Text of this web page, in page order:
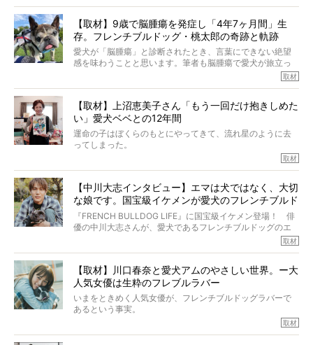
んのインスタグラムを覗くと、たくさんのフレブルアカウ
ントがフォローされていて、わが『FRENCH BULLDOG
LIFE』モデルのnicoやトーラスも、その中の一頭。
そんな中岡さんに、フレブルの魅力を語っていただきまし
た。そのブヒ愛っぷりは、思ってた以上！ ガチ中のガチ
【取材】9歳で脳腫瘍を発症し「4年7ヶ月間」生
存。フレンチブルドッグ・桃太郎の奇跡と軌跡
愛犬が「脳腫瘍」と診断されたとき、言葉にできない絶望
感を味わうことと思います。筆者も脳腫瘍で愛犬が旅立っ
たひとり。だからこそ、どれほど厄介で困難な病気かを理
ところが、フレンチブルドッグの桃太郎は9歳で脳腫瘍を発
症し、なんと4年7ヶ月間も生き抜いたのです。旅立ったと
きの年齢は13歳と11ヶ月、レジェンド級のレジェンドでし
た。さらには、治療後3年間は一度も発作が起きなかったと
いいます。
この事実はフレンチブルドッグだけでなく、脳腫瘍と闘う
太郎のオーナーである佐藤さんご夫婦に、治療の選択やケ
アについて詳しくお話しをうかがいました。
取材
【取材】上沼恵美子さん「もう一回だけ抱きしめた
い」愛犬ベベとの12年間
運命の子はぼくらのもとにやってきて、流れ星のように去
ってしまった。
り添いたいと思う。
その悲しみをいますぐ解消することはできないが、話をき
いて、泣いたり笑ったりするのもいいだろう。
こんな子だった、こんなにいい子だった、ほんとうに愛し
ていたと。
ぼくらは上沼恵美子さんのご自宅へ伺って、お話をきこう
と思った。
取材
【中川大志インタビュー】エマは犬ではなく、大切
な娘です。国宝級イケメンが愛犬のフレンチブルド
ッグと一緒に登場
『FRENCH BULLDOG LIFE』に国宝級イケメン登場！ 俳
優の中川大志さんが、愛犬であるフレンチブルドッグのエ
マちゃん（2歳の女の子）にメロメロとの情報を聞きつけ、
カエピソードが次から次へと飛び出しました。
取材
【取材】川口春奈と愛犬アムのやさしい世界。ー大
人気女優は生粋のフレブルラバー
いまをときめく人気女優が、フレンチブルドッグラバーで
あるという事実。
取材